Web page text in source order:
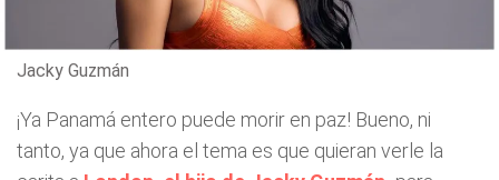
Jacky Guzmán
¡Ya Panamá entero puede morir en paz! Bueno, ni
tanto, ya que ahora el tema es que quieran verle la